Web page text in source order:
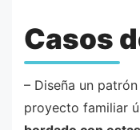
Casos
– Diseña un
proyecto familiar